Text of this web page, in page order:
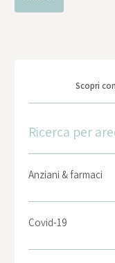
Scopri
Ricerca per
Anziani & farmaci
Covid-19